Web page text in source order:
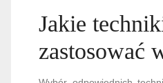
Jakie
zastosować